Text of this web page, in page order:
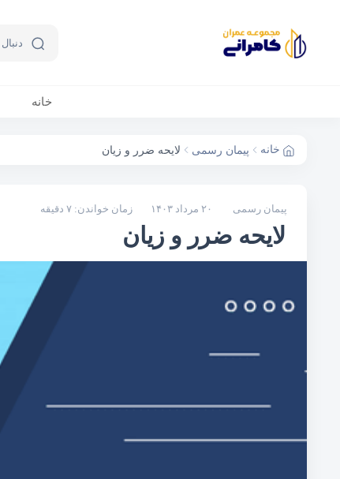
خانه
خانه پیمان رسمی لایحه ضرر و زیان
پیمان رسمی ۲۰ مرداد ۱۴۰۳ زمان خواندن: ۷ دقیقه
لایحه ضرر و زیان